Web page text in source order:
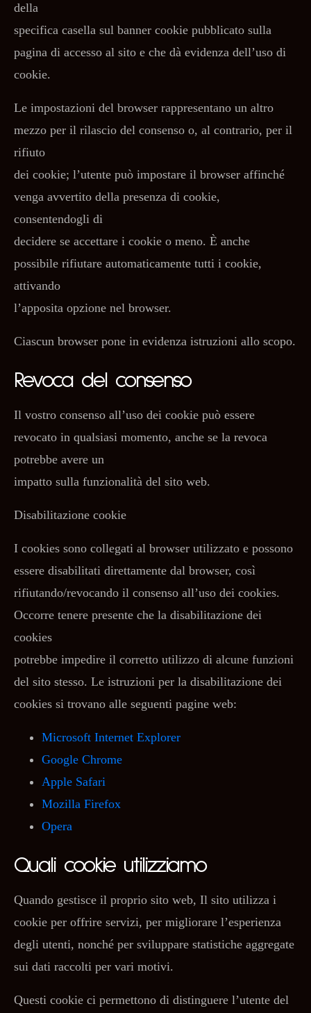
della
specifica casella sul banner cookie pubblicato sulla
pagina di accesso al sito e che dà evidenza dell’uso di
cookie.
Le impostazioni del browser rappresentano un altro
mezzo per il rilascio del consenso o, al contrario, per il
rifiuto
dei cookie; l’utente può impostare il browser affinché
venga avvertito della presenza di cookie,
consentendogli di
decidere se accettare i cookie o meno. È anche
possibile rifiutare automaticamente tutti i cookie,
attivando
l’apposita opzione nel browser.
Ciascun browser pone in evidenza istruzioni allo scopo.
Revoca del consenso
Il vostro consenso all’uso dei cookie può essere
revocato in qualsiasi momento, anche se la revoca
potrebbe avere un
impatto sulla funzionalità del sito web.
Disabilitazione cookie
I cookies sono collegati al browser utilizzato e possono
essere disabilitati direttamente dal browser, così
rifiutando/revocando il consenso all’uso dei cookies.
Occorre tenere presente che la disabilitazione dei
cookies
potrebbe impedire il corretto utilizzo di alcune funzioni
del sito stesso. Le istruzioni per la disabilitazione dei
cookies si trovano alle seguenti pagine web:
Microsoft Internet Explorer
Google Chrome
Apple Safari
Mozilla Firefox
Opera
Quali cookie utilizziamo
Quando gestisce il proprio sito web, Il sito utilizza i
cookie per offrire servizi, per migliorare l’esperienza
degli utenti, nonché per sviluppare statistiche aggregate
sui dati raccolti per vari motivi.
Questi cookie ci permettono di distinguere l’utente del